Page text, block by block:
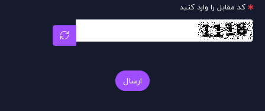
کد مقابل را وارد کنید
ارسال